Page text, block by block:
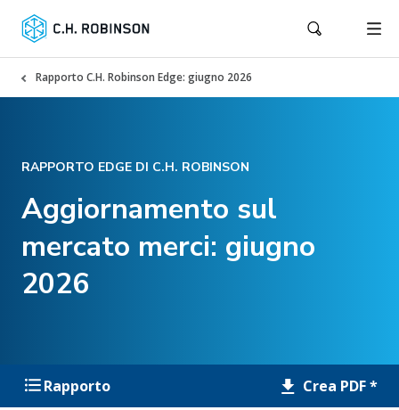
Rapporto C.H. Robinson Edge: giugno 2026
RAPPORTO EDGE DI C.H. ROBINSON
Aggiornamento sul
mercato merci: giugno
2026
Rapporto Crea PDF *